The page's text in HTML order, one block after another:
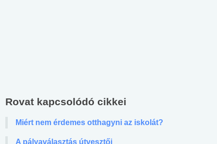
Rovat kapcsolódó cikkei
Miért nem érdemes otthagyni az iskolát?
A pályaválasztás útvesztői